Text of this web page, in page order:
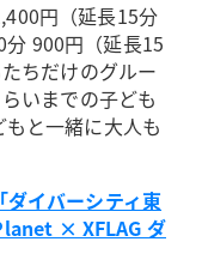
円（延長15分
900円（延長15
ちだけのグルー
いまでの子ども
と一緒に大人も
ダイバーシティ東
× XFLAG ダ